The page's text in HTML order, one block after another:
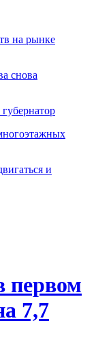
на рынке
снова
и
первом
7,7